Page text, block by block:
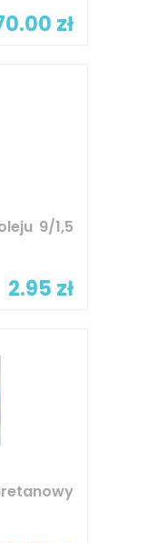
zł
9/1,5
2.95 zł